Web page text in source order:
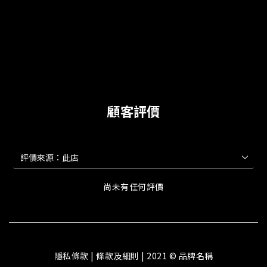
顧客評價
尚未有任何評價
隱私條款 | 條款及細則 | 2021 © 品牌名稱